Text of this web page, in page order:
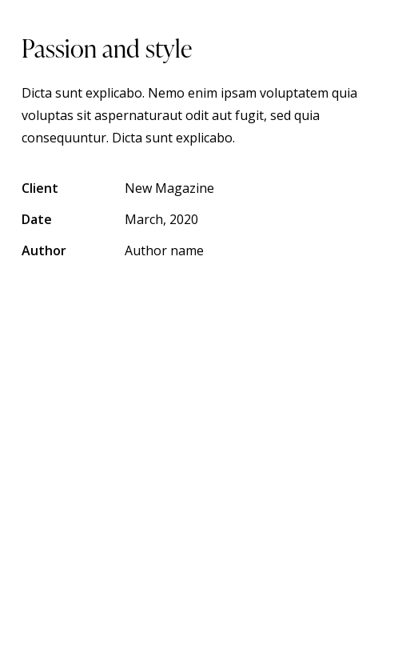
Passion and style
Dicta sunt explicabo. Nemo enim ipsam voluptatem quia
voluptas sit aspernaturaut odit aut fugit, sed quia
consequuntur. Dicta sunt explicabo.
Client
New Magazine
Date
March, 2020
Author
Author name